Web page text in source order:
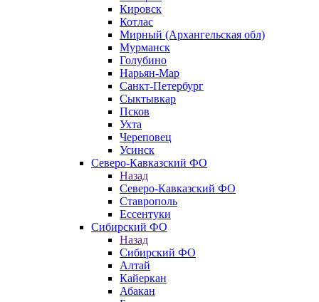
Кировск
Котлас
Мирный (Архангельская обл)
Мурманск
Голубино
Нарьян-Мар
Санкт-Петербург
Сыктывкар
Псков
Ухта
Череповец
Усинск
Северо-Кавказский ФО
Назад
Северо-Кавказский ФО
Ставрополь
Ессентуки
Сибирский ФО
Назад
Сибирский ФО
Алтай
Кайеркан
Абакан